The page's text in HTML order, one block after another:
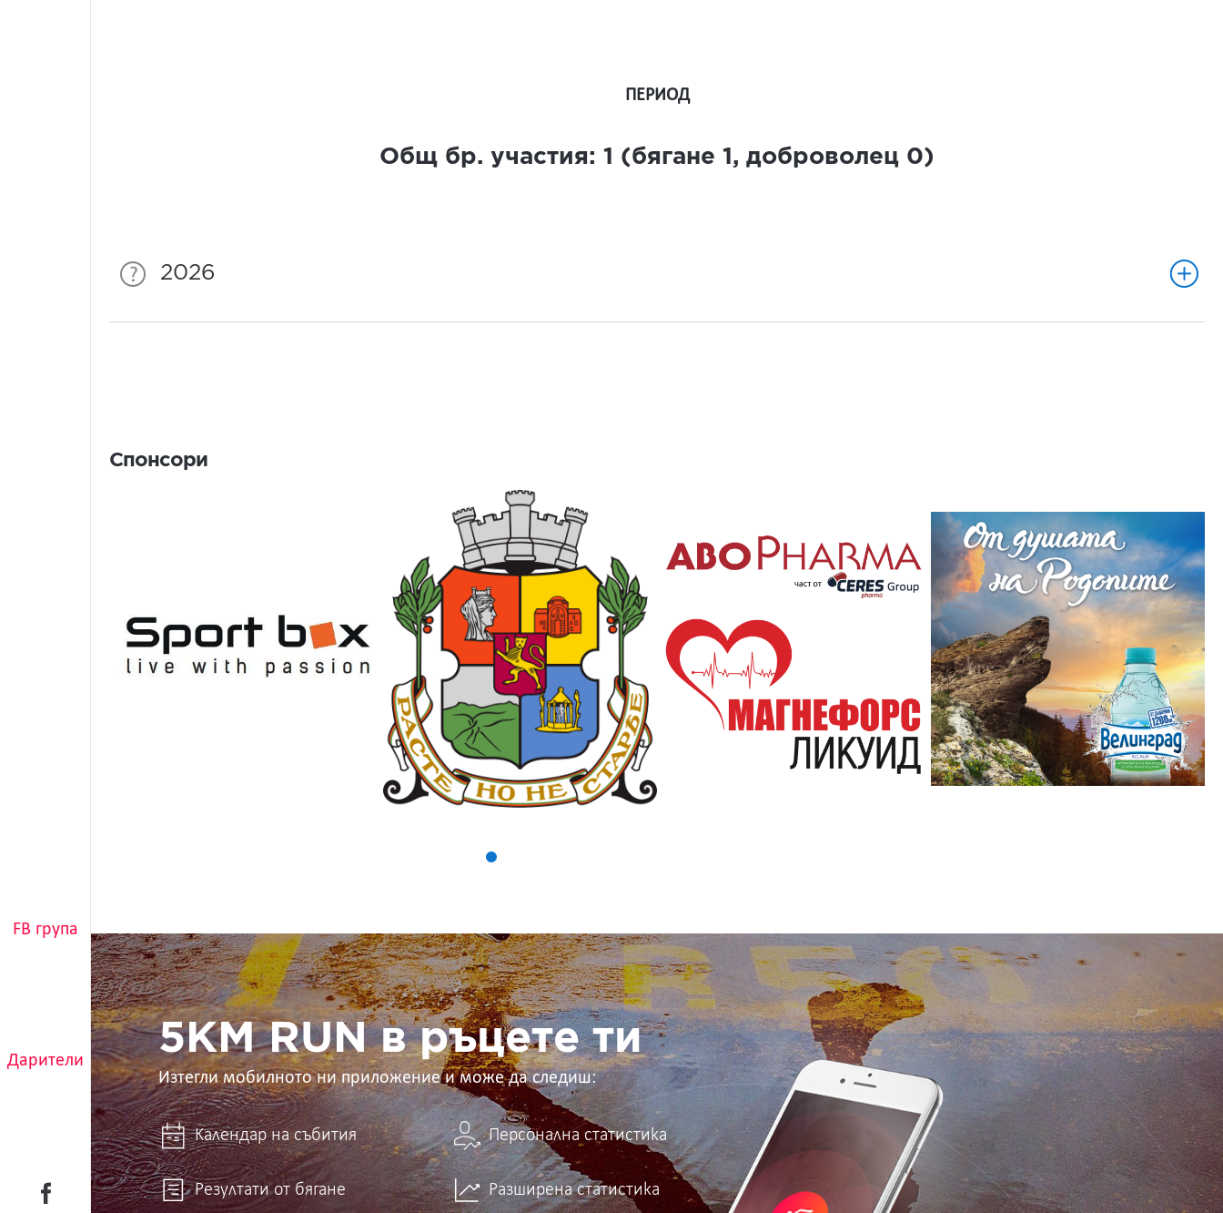
FB група
Дарители
ПЕРИОД
Общ бр. участия: 1 (бягане 1 , доброволец 0)
2026
Спонсори
5KM
RUN
в
ръцете
ти
5KM RUN в ръцете ти
Изтегли мобилното ни приложение и може да следиш:
Календар на събития Персонална статистика
Резултати от бягане Разширена статистика